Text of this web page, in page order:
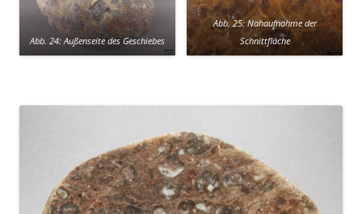
Abb. 24: Außenseite des Geschiebes
Abb. 25: Nahaufnahme der
Schnittfläche